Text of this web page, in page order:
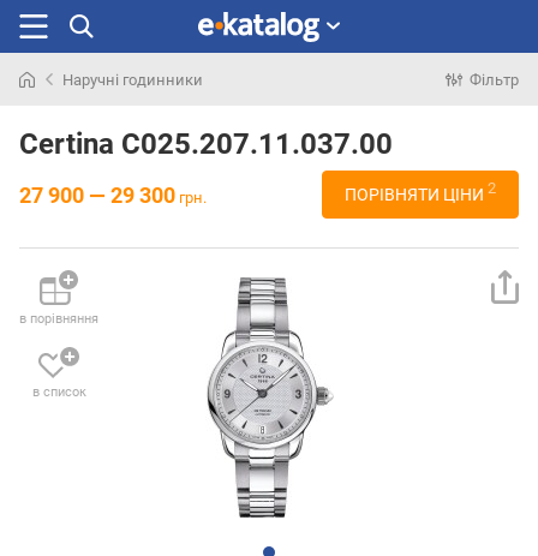
раніше
Наручні годинники Фільтр
Certina C025.207.11.037.00
27 900 — 29 300 грн. ПОРІВНЯТИ ЦІНИ 2
в порівняння
в список